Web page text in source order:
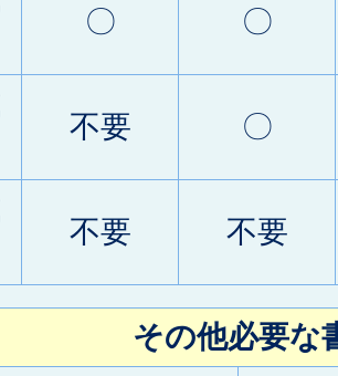
〇 〇
不要 〇
不要 不要
その他必要な